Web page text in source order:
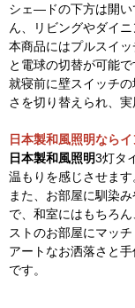
シェ―ドの下方は開い
ん、リビングやダイ
本商品にはプルスイ
と電球の切替が可能で
就寝前に壁スイッチ
さを切り替えられ、
日本製和風照明なら
日本製和風照明3灯タ
温もりを感じさせます
また、お部屋に馴染
で、和室にはもちろ
ストのお部屋にマッチ
アートなお洒落さと
です。